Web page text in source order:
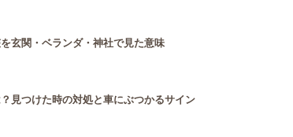
玄関・ベランダ・神社で見た意味
見つけた時の対処と車にぶつかるサイン